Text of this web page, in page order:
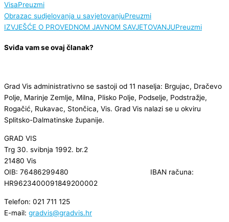
VisaPreuzmi
Obrazac sudjelovanja u savjetovanjuPreuzmi
IZVJEŠĆE O PROVEDNOM JAVNOM SAVJETOVANJUPreuzmi
Sviđa vam se ovaj članak?
Grad Vis administrativno se sastoji od 11 naselja: Brgujac, Dračevo
Polje, Marinje Zemlje, Milna, Plisko Polje, Podselje, Podstražje,
Rogačić, Rukavac, Stončica, Vis. Grad Vis nalazi se u okviru
Splitsko-Dalmatinske županije.
GRAD VIS
Trg 30. svibnja 1992. br.2
21480 Vis
OIB: 76486299480 IBAN računa:
HR9623400091849200002
Telefon: 021 711 125
E-mail: gradvis@gradvis.hr